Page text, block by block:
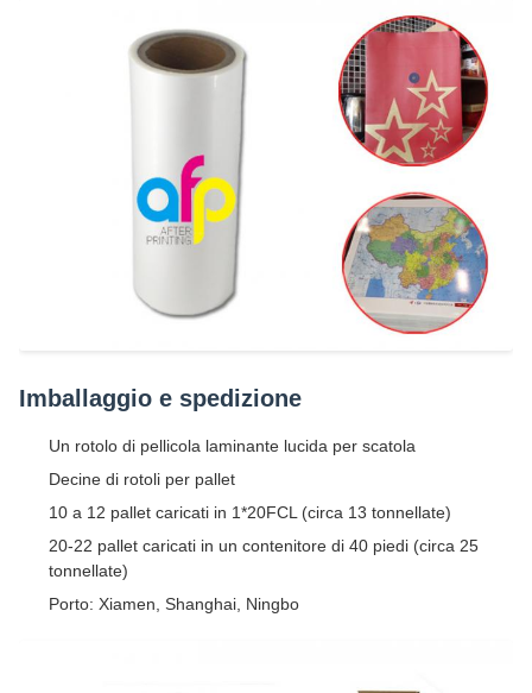
Imballaggio e spedizione
Un rotolo di pellicola laminante lucida per scatola
Decine di rotoli per pallet
10 a 12 pallet caricati in 1*20FCL (circa 13 tonnellate)
20-22 pallet caricati in un contenitore di 40 piedi (circa 25
tonnellate)
Porto: Xiamen, Shanghai, Ningbo